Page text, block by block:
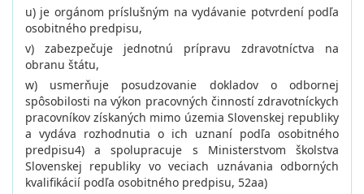
u) je orgánom príslušným na vydávanie potvrdení podľa
osobitného predpisu,
v) zabezpečuje jednotnú prípravu zdravotníctva na
obranu štátu,
w) usmerňuje posudzovanie dokladov o odbornej
spôsobilosti na výkon pracovných činností zdravotníckych
pracovníkov získaných mimo územia Slovenskej republiky
a vydáva rozhodnutia o ich uznaní podľa osobitného
predpisu4) a spolupracuje s Ministerstvom školstva
Slovenskej republiky vo veciach uznávania odborných
kvalifikácií podľa osobitného predpisu, 52aa)